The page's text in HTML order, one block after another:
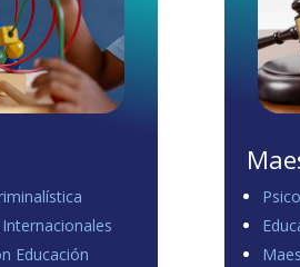
Educación